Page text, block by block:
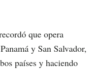
que opera
y San Salvador,
países y haciendo